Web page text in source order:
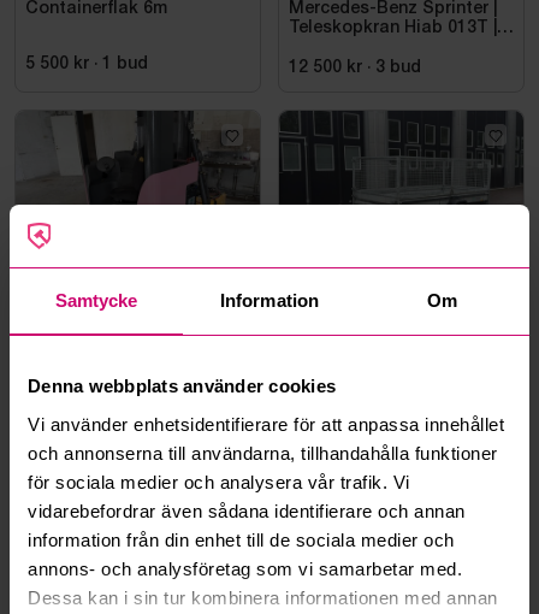
Samtycke Information Om
Denna webbplats använder cookies
Vi använder enhetsidentifierare för att anpassa innehållet
och annonserna till användarna, tillhandahålla funktioner
för sociala medier och analysera vår trafik. Vi
vidarebefordrar även sådana identifierare och annan
information från din enhet till de sociala medier och
annons- och analysföretag som vi samarbetar med.
Dessa kan i sin tur kombinera informationen med annan
Containerflak 6m
5 500 kr · 1 bud
Mercedes-Benz Sprinter |
Teleskopkran Hiab 013T |
12 500 kr · 3 bud
X/125SDTVJN -2004 |
8 000 kr
bud
D1250 | 2024
0 kr
Tranås 5d 11h Tranås 5d 11h